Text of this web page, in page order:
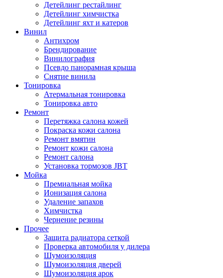
Детейлинг рестайлинг
Детейлинг химчистка
Детейлинг яхт и катеров
Винил
Антихром
Брендирование
Винилография
Псевдо панорамная крыша
Снятие винила
Тонировка
Атермальная тонировка
Тонировка авто
Ремонт
Перетяжка салона кожей
Покраска кожи салона
Ремонт вмятин
Ремонт кожи салона
Ремонт салона
Установка тормозов JBT
Мойка
Премиальная мойка
Ионизация салона
Удаление запахов
Химчистка
Чернение резины
Прочее
Защита радиатора сеткой
Проверка автомобиля у дилера
Шумоизоляция
Шумоизоляция дверей
Шумоизоляция арок